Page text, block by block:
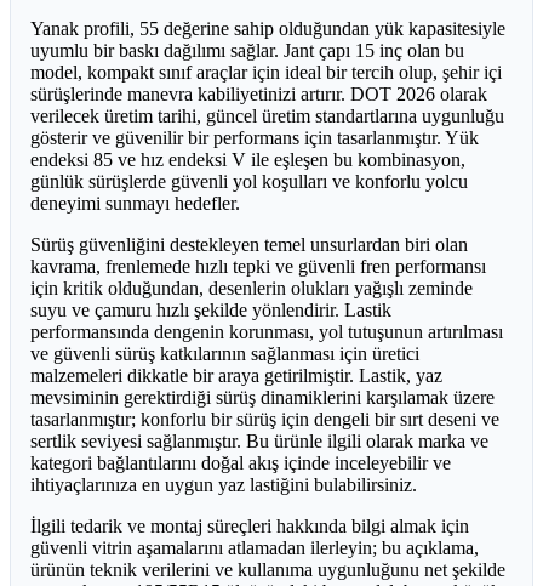
Yanak profili, 55 değerine sahip olduğundan yük kapasitesiyle
uyumlu bir baskı dağılımı sağlar. Jant çapı 15 inç olan bu
model, kompakt sınıf araçlar için ideal bir tercih olup, şehir içi
sürüşlerinde manevra kabiliyetinizi artırır. DOT 2026 olarak
verilecek üretim tarihi, güncel üretim standartlarına uygunluğu
gösterir ve güvenilir bir performans için tasarlanmıştır. Yük
endeksi 85 ve hız endeksi V ile eşleşen bu kombinasyon,
günlük sürüşlerde güvenli yol koşulları ve konforlu yolcu
deneyimi sunmayı hedefler.
Sürüş güvenliğini destekleyen temel unsurlardan biri olan
kavrama, frenlemede hızlı tepki ve güvenli fren performansı
için kritik olduğundan, desenlerin olukları yağışlı zeminde
suyu ve çamuru hızlı şekilde yönlendirir. Lastik
performansında dengenin korunması, yol tutuşunun artırılması
ve güvenli sürüş katkılarının sağlanması için üretici
malzemeleri dikkatle bir araya getirilmiştir. Lastik, yaz
mevsiminin gerektirdiği sürüş dinamiklerini karşılamak üzere
tasarlanmıştır; konforlu bir sürüş için dengeli bir sırt deseni ve
sertlik seviyesi sağlanmıştır. Bu ürünle ilgili olarak marka ve
kategori bağlantılarını doğal akış içinde inceleyebilir ve
ihtiyaçlarınıza en uygun yaz lastiğini bulabilirsiniz.
İlgili tedarik ve montaj süreçleri hakkında bilgi almak için
güvenli vitrin aşamalarını atlamadan ilerleyin; bu açıklama,
ürünün teknik verilerini ve kullanıma uygunluğunu net şekilde